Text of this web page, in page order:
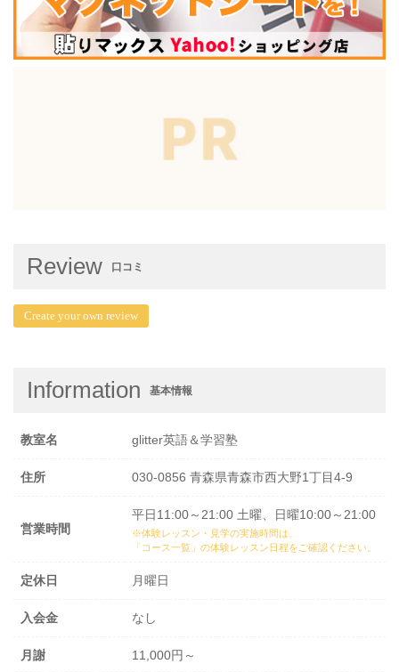
Review 口コミ
Create your own review
Information 基本情報
教室名 glitter英語＆学習塾
住所 030-0856 青森県青森市西大野1丁目4-9
営業時間
平日11:00～21:00 土曜、日曜10:00～21:00
※体験レッスン・見学の実施時間は、
「コース一覧」の体験レッスン日程をご確認ください。
定休日 月曜日
入会金 なし
月謝 11,000円～